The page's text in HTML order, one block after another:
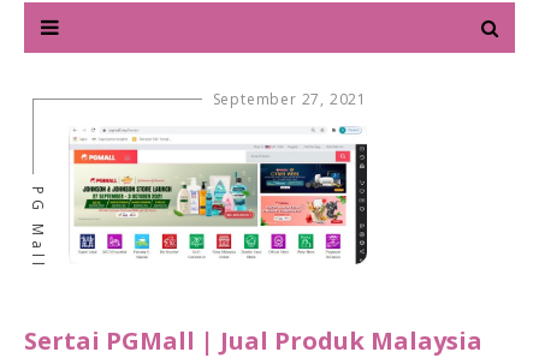
September 27, 2021
PG Mall
Sertai PGMall | Jual Produk Malaysia